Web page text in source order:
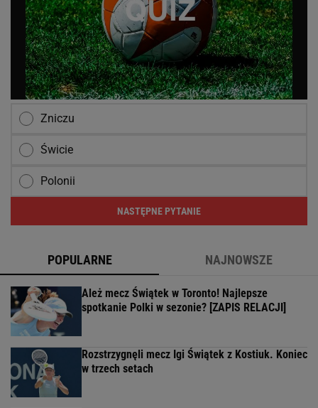
Zniczu
Świcie
Polonii
NASTĘPNE PYTANIE
POPULARNE NAJNOWSZE
Ależ mecz Świątek w Toronto! Najlepsze
spotkanie Polki w sezonie? [ZAPIS RELACJI]
Rozstrzygnęli mecz Igi Świątek z Kostiuk. Koniec
w trzech setach